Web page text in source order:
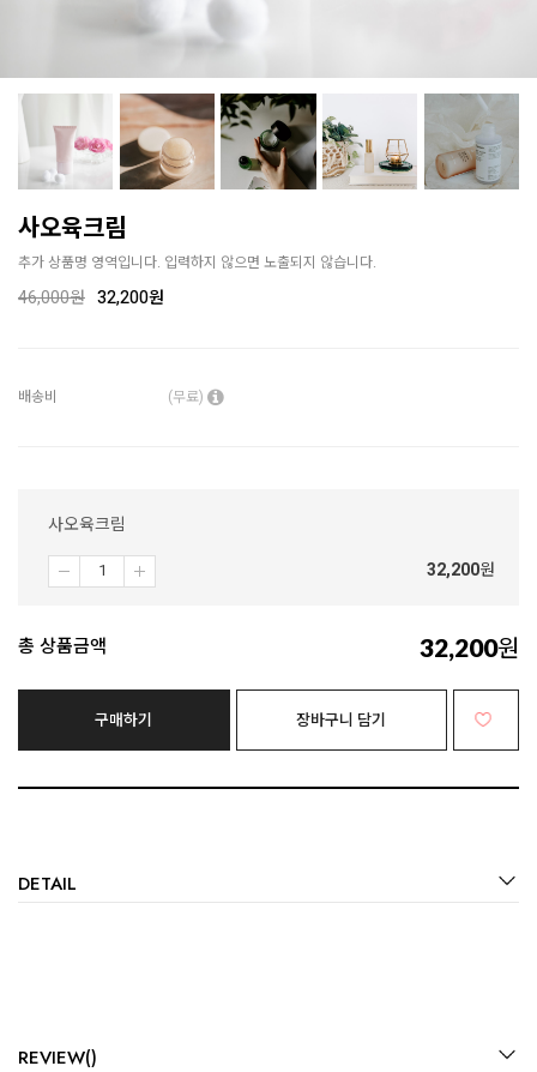
사오육크림
추가 상품명 영역입니다. 입력하지 않으면 노출되지 않습니다.
46,000원 32,200원
배송비 (무료)
사오육크림
32,200원
총 상품금액 32,200원
구매하기 장바구니 담기
DETAIL
REVIEW()